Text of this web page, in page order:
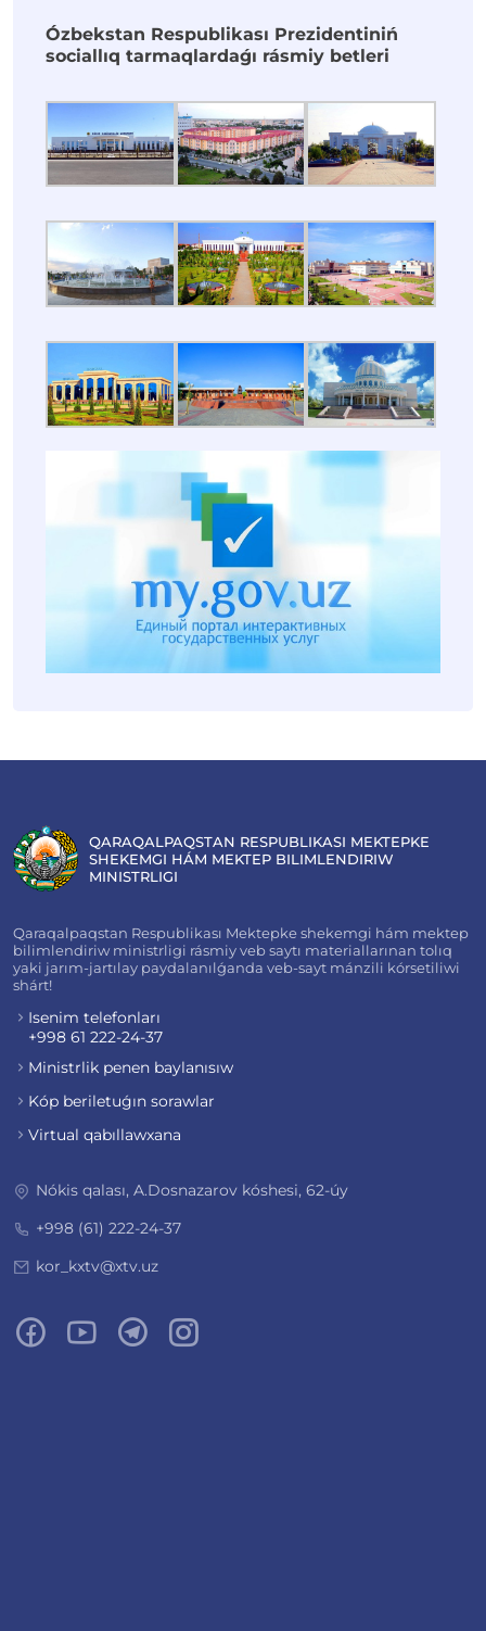
Ózbekstan Respublikası Prezidentiniń
sociallıq tarmaqlardaǵı rásmiy betleri
QARAQALPAQSTAN RESPUBLIKASI MEKTEPKE
SHEKEMGI HÁM MEKTEP BILIMLENDIRIW
MINISTRLIGI
Qaraqalpaqstan Respublikası Mektepke shekemgi hám mektep
bilimlendiriw ministrligi rásmiy veb saytı materiallarınan tolıq
yaki jarım-jartılay paydalanılǵanda veb-sayt mánzili kórsetiliwi
shárt!
Isenim telefonları
+998 61 222-24-37
Ministrlik penen baylanısıw
Kóp beriletuǵın sorawlar
Virtual qabıllawxana
Nókis qalası, A.Dosnazarov kóshesi, 62-úy
+998 (61) 222-24-37
kor_kxtv@xtv.uz